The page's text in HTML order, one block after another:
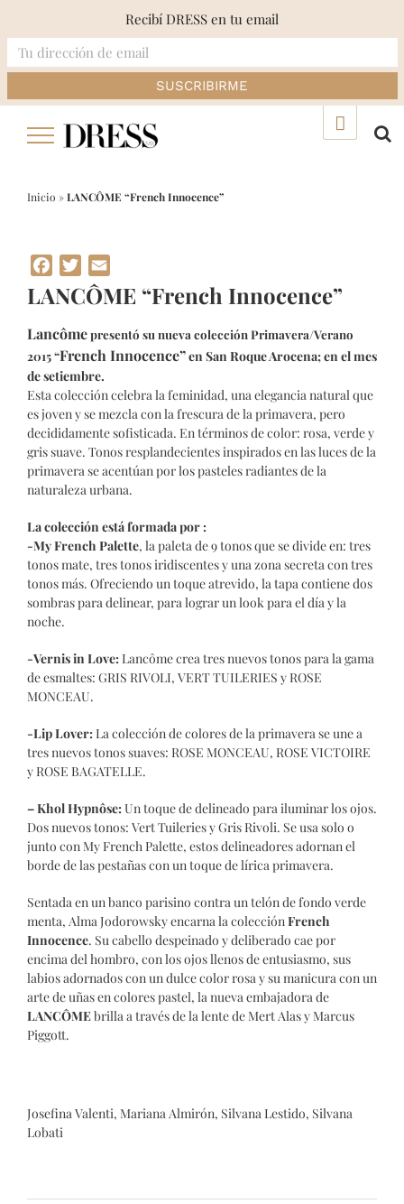
Inicio »LANCÔME “French Innocence”
Facebook
Twitter
LANCÔME “French Innocence”
Lancômepresentó su nueva colección Primavera/Verano
2015 “French Innocence”en San Roque Arocena; en el mes
de setiembre.
Esta colección celebra la feminidad, una elegancia natural que
es joven y se mezcla con la frescura de la primavera, pero
decididamente sofisticada. En términos de color: rosa, verde y
gris suave. Tonos resplandecientes inspirados en las luces de la
primavera se acentúan por los pasteles radiantes de la
naturaleza urbana.
La colección está formada por :
-My French Palette, la paleta de 9 tonos que se divide en: tres
tonos mate, tres tonos iridiscentes y una zona secreta con tres
tonos más. Ofreciendo un toque atrevido, la tapa contiene dos
sombras para delinear, para lograr un look para el día y la
noche.
-Vernis in Love:Lancôme crea tres nuevos tonos para la gama
de esmaltes: GRIS RIVOLI, VERT TUILERIES y ROSE
MONCEAU.
-Lip Lover:La colección de colores de la primavera se une a
tres nuevos tonos suaves: ROSE MONCEAU, ROSE VICTOIRE
y ROSE BAGATELLE.
– Khol Hypnôse:Un toque de delineado para iluminar los ojos.
Dos nuevos tonos: Vert Tuileries y Gris Rivoli. Se usa solo o
junto con My French Palette, estos delineadores adornan el
borde de las pestañas con un toque de lírica primavera.
Sentada en un banco parisino contra un telón de fondo verde
menta, Alma Jodorowsky encarna la colecciónFrench
Innocence. Su cabello despeinado y deliberado cae por
encima del hombro, con los ojos llenos de entusiasmo, sus
labios adornados con un dulce color rosa y su manicura con un
arte de uñas en colores pastel, la nueva embajadora de
LANCÔMEbrilla a través de la lente de Mert Alas y Marcus
Piggott.
Josefina Valenti, Mariana Almirón, Silvana Lestido, Silvana
Lobati
Recibí DRESS en tu email